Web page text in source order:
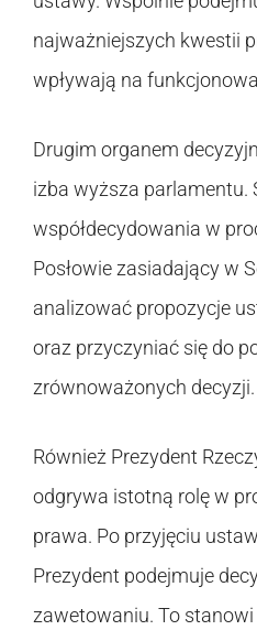
najważniejszych kwestii
wpływają na
Drugim organem
izba wyższa parlamentu.
współdecydowania w
Posłowie zasiadający w
analizować propozycje
oraz przyczyniać się do
zrównoważonych decyzji.
Również Prezydent
odgrywa istotną rolę w
prawa. Po przyjęciu
Prezydent podejmuje
zawetowaniu. To